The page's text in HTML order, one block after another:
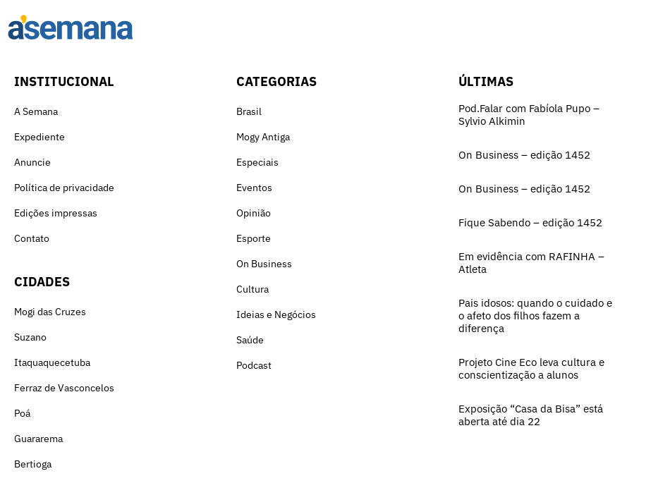
INSTITUCIONAL
A Semana
Expediente
Anuncie
Política de privacidade
Edições impressas
Contato
CIDADES
Mogi das Cruzes
Suzano
Itaquaquecetuba
Ferraz de Vasconcelos
Poá
Guararema
Bertioga
CATEGORIAS
Brasil
Mogy Antiga
Especiais
Eventos
Opinião
Esporte
On Business
Cultura
Ideias e Negócios
Saúde
Podcast
ÚLTIMAS
Pod.Falar com Fabíola Pupo –
Sylvio Alkimin
On Business – edição 1452
On Business – edição 1452
Fique Sabendo – edição 1452
Em evidência com RAFINHA –
Atleta
Pais idosos: quando o cuidado e
o afeto dos filhos fazem a
diferença
Projeto Cine Eco leva cultura e
conscientização a alunos
Exposição “Casa da Bisa” está
aberta até dia 22